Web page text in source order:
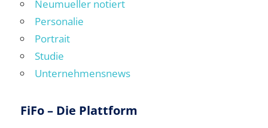
Neumueller notiert
Personalie
Portrait
Studie
Unternehmensnews
FiFo – Die Plattform